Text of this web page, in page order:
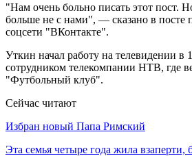
"Нам очень больно писать этот пост.
больше не с нами", — сказано в посте
соцсети "ВКонтакте".
Уткин начал работу на телевидении в
сотрудником телекомпании НТВ, где
"Футбольный клуб".
Сейчас читают
Избран новый Папа Римский
Эта семья четыре года жила взаперти,